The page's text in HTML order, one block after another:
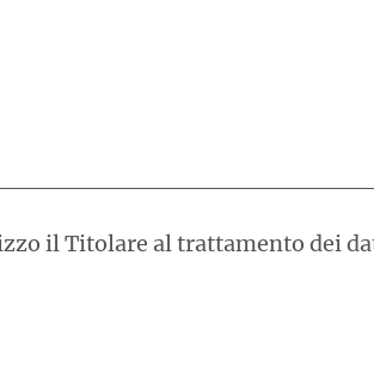
il Titolare al trattamento dei